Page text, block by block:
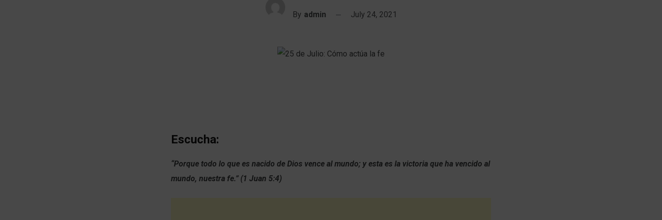
By admin July 24, 2021
Escucha:
“Porque todo lo que es nacido de Dios vence al mundo; y esta es la victoria que ha vencido al
mundo, nuestra fe.” (1 Juan 5:4)